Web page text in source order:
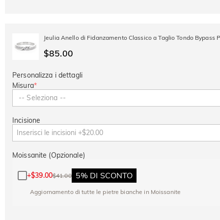
Jeulia Anello di Fidanzamento Classico a Taglio Tondo Bypass
$85.00
Personalizza i dettagli
Misura*
-- Seleziona --
Incisione
Moissanite (Opzionale)
+$39.00$41.00 5% DI SCONTO
Aggiornamento di tutte le pietre bianche in Moissanite